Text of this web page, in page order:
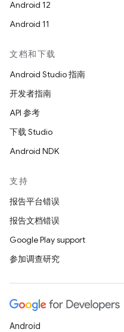
Android 12
Android 11
文档和下载
Android Studio 指南
开发者指南
API 参考
下载 Studio
Android NDK
支持
报告平台错误
报告文档错误
Google Play support
参加调查研究
Android